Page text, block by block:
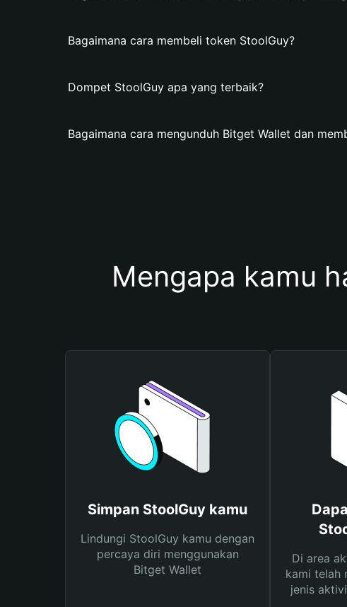
Bagaimana cara membeli token StoolGuy?
Dompet StoolGuy apa yang terbaik?
Bagaimana cara mengunduh Bitget Wallet dan
Mengapa kamu
Simpan StoolGuy kamu
Lindungi StoolGuy kamu dengan
percaya diri menggunakan
Bitget Wallet
Di area
kami telah
jenis